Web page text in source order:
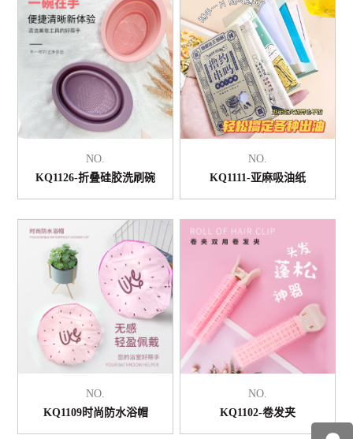
NO.
KQ1126-折叠硅胶洗刷碗
NO.
KQ1111-亚麻吸油纸
NO.
KQ1109时尚防水浴帽
NO.
KQ1102-卷发夹